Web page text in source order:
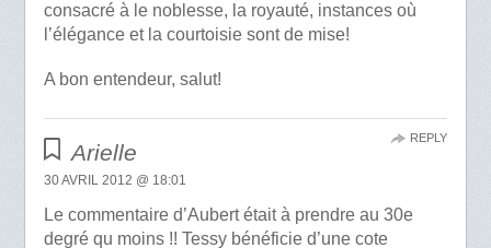
consacré à le noblesse, la royauté, instances où
l’élégance et la courtoisie sont de mise!
A bon entendeur, salut!
Arielle
30 AVRIL 2012 @ 18:01
Le commentaire d’Aubert était à prendre au 30e
degré qu moins !! Tessy bénéficie d’une cote
REPLY